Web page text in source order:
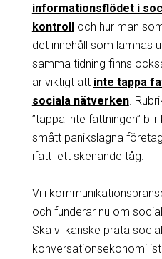
informationsflödet i
kontrolloch hur man
det innehåll som lämnas
samma tidning finns
är viktigt att inte tappa
sociala nätverken.
”tappa inte fattningen”
smått panikslagna
ifatt ett skenande tåg.
Vi i
och funderar nu om
Ska vi kanske prata
konversationsekonomi